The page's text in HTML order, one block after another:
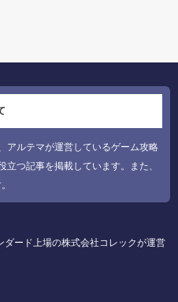
アルテマが運営しているゲーム攻略
つ記事を掲載しています。また、
ダード上場の株式会社コレックが運営